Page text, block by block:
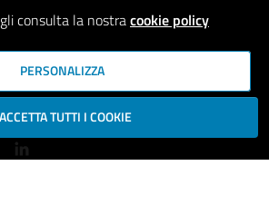
consulta la nostracookie policy
PERSONALIZZA
ACCETTA TUTTI I COOKIE